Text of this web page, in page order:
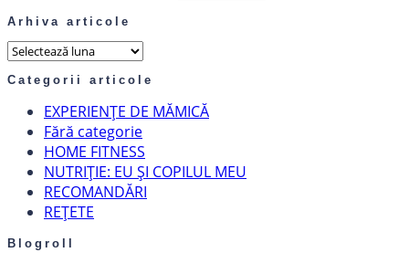
Arhiva articole
Arhiva
Categorii articole
EXPERIENȚE DE MĂMICĂ
Fără categorie
HOME FITNESS
NUTRIȚIE: EU ȘI COPILUL MEU
RECOMANDĂRI
REȚETE
Blogroll